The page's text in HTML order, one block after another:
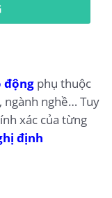
động phụ thuộc
ngành nghề… Tuy
xác của từng
định